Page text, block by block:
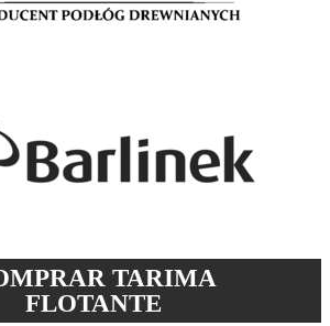
TARIMA
FLOTANTE